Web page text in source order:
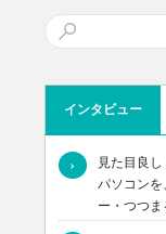
インタビュー
›
見た目良
パソコンを
ー・つつま